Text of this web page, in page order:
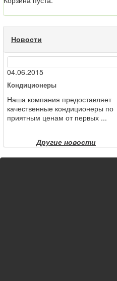
Новости
04.06.2015
Кондиционеры
Наша компания предоставляет
качественные кондиционеры по
приятным ценам от первых ...
Другие новости